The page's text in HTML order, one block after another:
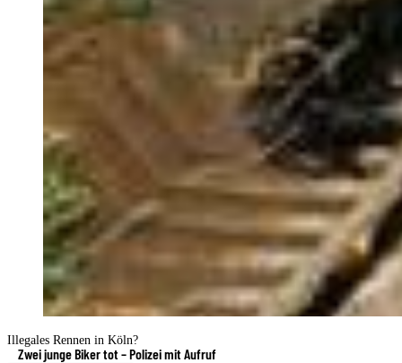
Illegales Rennen in Köln?
Zwei junge Biker tot – Polizei mit Aufruf